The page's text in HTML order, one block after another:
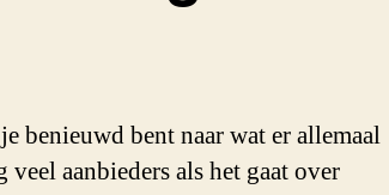
benieuwd bent naar wat er allemaal
aanbieders als het gaat over